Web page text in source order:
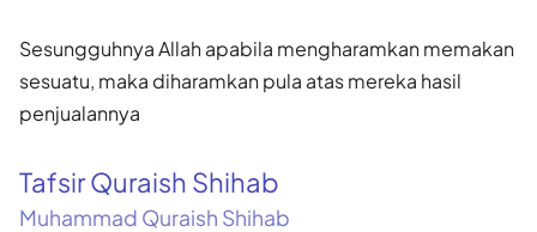
Sesungguhnya Allah apabila mengharamkan memakan
sesuatu, maka diharamkan pula atas mereka hasil
penjualannya
Tafsir Quraish Shihab
Muhammad Quraish Shihab